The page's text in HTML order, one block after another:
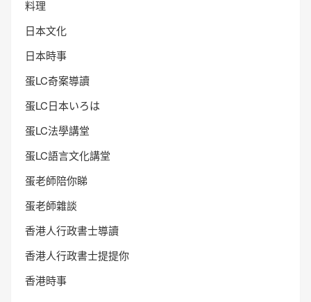
料理
日本文化
日本時事
蛋LC奇案導讀
蛋LC日本いろは
蛋LC法學講堂
蛋LC語言文化講堂
蛋老師陪你睇
蛋老師雜談
香港人行政書士導讀
香港人行政書士提提你
香港時事